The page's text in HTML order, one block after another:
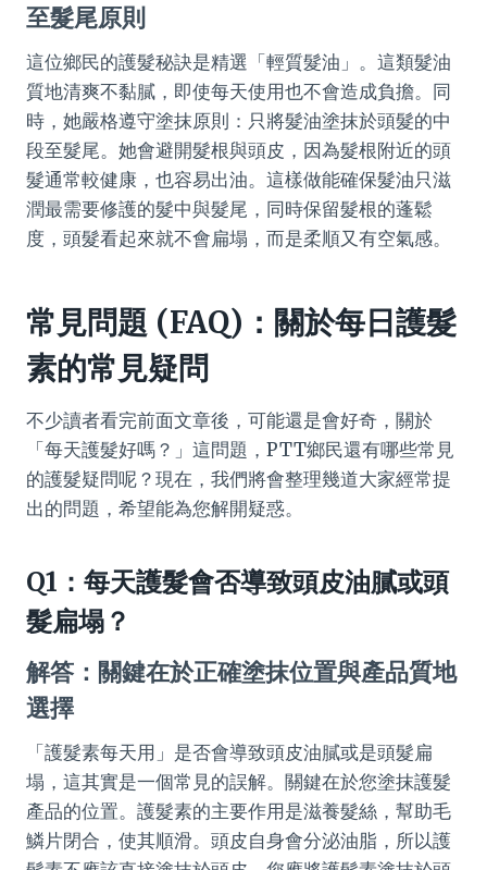
至髮尾原則
這位鄉民的護髮秘訣是精選「輕質髮油」。這類髮油
質地清爽不黏膩，即使每天使用也不會造成負擔。同
時，她嚴格遵守塗抹原則：只將髮油塗抹於頭髮的中
段至髮尾。她會避開髮根與頭皮，因為髮根附近的頭
髮通常較健康，也容易出油。這樣做能確保髮油只滋
潤最需要修護的髮中與髮尾，同時保留髮根的蓬鬆
度，頭髮看起來就不會扁塌，而是柔順又有空氣感。
常見問題 (FAQ)：關於每日護髮
素的常見疑問
不少讀者看完前面文章後，可能還是會好奇，關於
「每天護髮好嗎？」這問題，PTT鄉民還有哪些常見
的護髮疑問呢？現在，我們將會整理幾道大家經常提
出的問題，希望能為您解開疑惑。
Q1：每天護髮會否導致頭皮油膩或頭
髮扁塌？
解答：關鍵在於正確塗抹位置與產品質地
選擇
「護髮素每天用」是否會導致頭皮油膩或是頭髮扁
塌，這其實是一個常見的誤解。關鍵在於您塗抹護髮
產品的位置。護髮素的主要作用是滋養髮絲，幫助毛
鱗片閉合，使其順滑。頭皮自身會分泌油脂，所以護